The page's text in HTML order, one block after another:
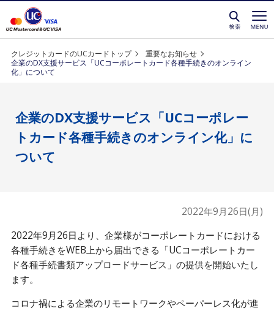
クレジットカードを選ぶなら永久不滅ポイントが
クレジットカードのUCカードトップ
重要なお知らせ
企業のDX支援サービス「UCコーポレートカード各種手続きのオンライン
化」について
企業のDX支援サービス「UCコーポレー
トカード各種手続きのオンライン化」に
ついて
2022年9月26日(月)
2022年9月26日より、企業様がコーポレートカードにおける
各種手続きをWEB上から届出できる「UCコーポレートカー
ド各種手続書類アップロードサービス」の提供を開始いたし
ます。
コロナ禍による企業のリモートワークやペーパーレス化が進